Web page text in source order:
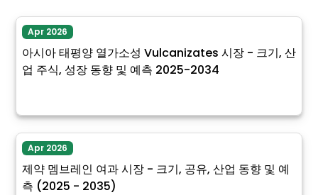
Apr 2026
아시아 태평양 열가소성 Vulcanizates 시장 - 크기, 산
업 주식, 성장 동향 및 예측 2025-2034
Apr 2026
제약 멤브레인 여과 시장 - 크기, 공유, 산업 동향 및 예
측 (2025 - 2035)